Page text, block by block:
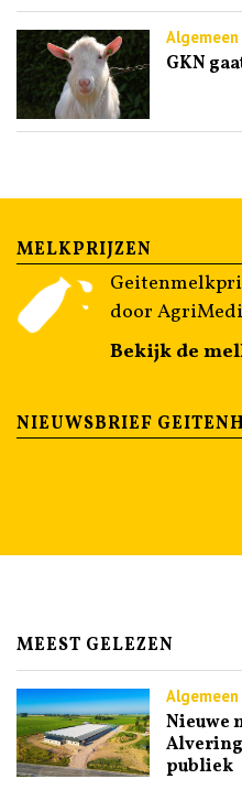
Algemeen
GKN
MELKPRIJZEN
door
Bekijk de
NIEUWSBRIEF
MEEST GELEZEN
Algemeen
Nieuwe
publiek